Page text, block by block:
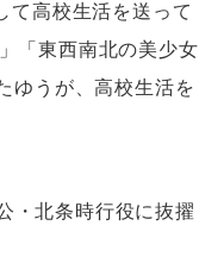
て高校生活を送って
「東西南北の美少女
ゆうが、高校生活を
・北条時行役に抜擢